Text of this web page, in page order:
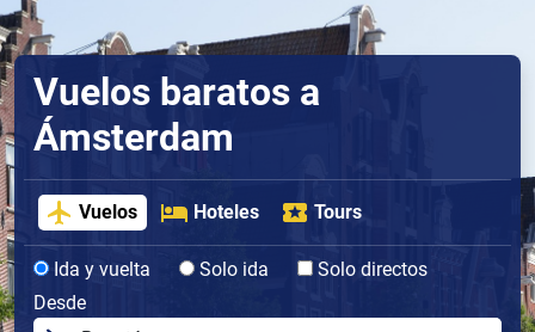
Vuelos baratos a
Ámsterdam
Vuelos Hoteles Tours
Ida y vuelta Solo ida
Solo directos
Desde